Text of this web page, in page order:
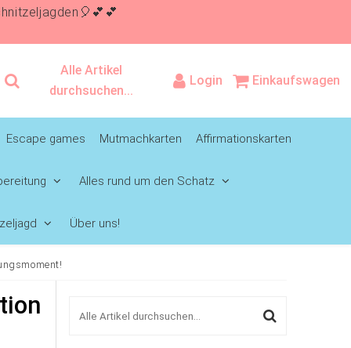
Alle Artikel
durchsuchen...
Login Einkaufswagen
Escape games Mutmachkarten Affirmationskarten
Alles rund um den Schatz
Über uns!